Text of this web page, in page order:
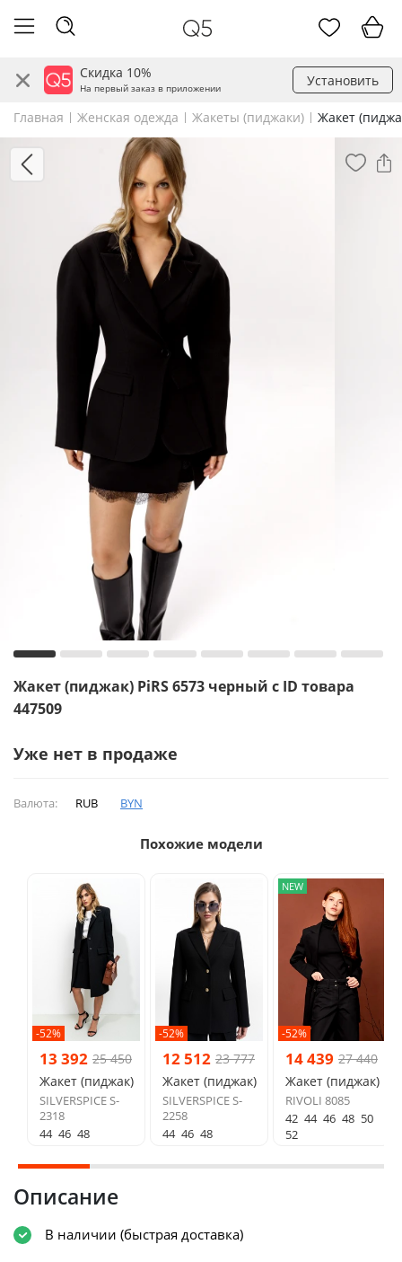
Скидка 10%
На первый заказ в приложении Установить
Главная Женская одежда Жакеты (пиджаки) Жакет
Жакет (пиджак) PiRS 6573 черный с ID товара
447509
Уже нет в продаже
Валюта: RUB BYN
Похожие модели
-52%
13 392 25 450
Жакет (пиджак)
SILVERSPICE S-
2318
44 46 48
-52%
12 512 23 777
Жакет (пиджак)
SILVERSPICE S-
2258
44 46 48
NEW
-52%
14 439 27 440
Жакет (пиджак)
RIVOLI 8085
42 44 46 48 50
52
Описание
В наличии (быстрая доставка)